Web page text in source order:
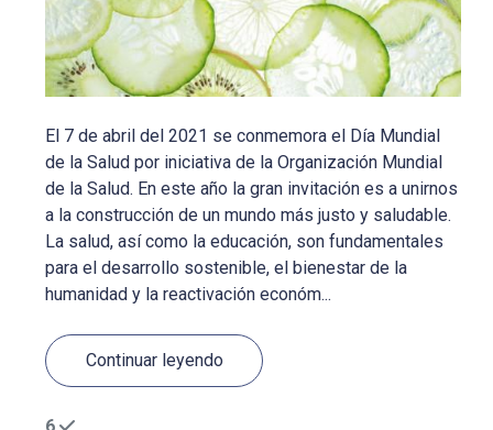
El 7 de abril del 2021 se conmemora el Día Mundial
de la Salud por iniciativa de la Organización Mundial
de la Salud. En este año la gran invitación es a unirnos
a la construcción de un mundo más justo y saludable.
La salud, así como la educación, son fundamentales
para el desarrollo sostenible, el bienestar de la
humanidad y la reactivación económ...
Continuar leyendo